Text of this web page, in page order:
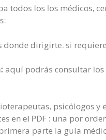
todos los los médicos,
donde dirigirte. si
aquí podrás consultar
psicólogos
en el PDF : una por
parte la guía